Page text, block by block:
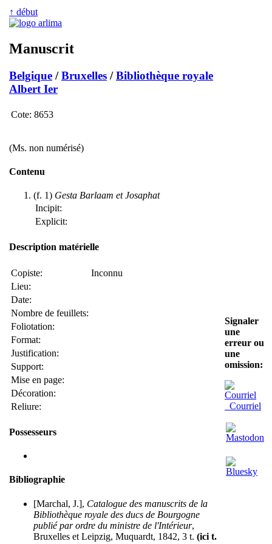
↑ début
Manuscrit
Belgique /Bruxelles /Bibliothèque royale
Albert Ier
Cote: 8653
(Ms. non numérisé)
Contenu
(f. 1) Gesta Barlaam et Josaphat
Incipit:
Explicit:
Description matérielle
Copiste:
Inconnu
Lieu:
Date:
Nombre de feuillets:
Foliotation:
Format:
Justification:
Support:
Mise en page:
Décoration:
Reliure:
Possesseurs
Bibliographie
[Marchal, J.], Catalogue des manuscrits de la
Bibliothèque royale des ducs de Bourgogne
publié par ordre du ministre de l'Intérieur,
Bruxelles et Leipzig, Muquardt, 1842, 3 t. (ici t.
Signaler
une
erreur ou
une
omission:
Courriel